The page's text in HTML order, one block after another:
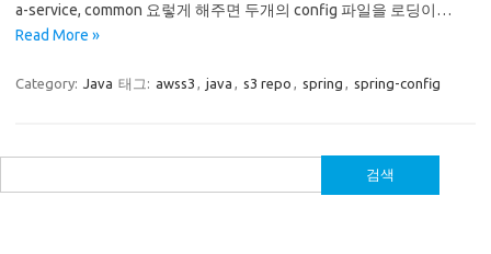
a-service, common 요렇게 해주면 두개의 config 파일을 로딩이…
Read More »
Category: Java 태그: awss3 , java , s3 repo , spring , spring-config
색: